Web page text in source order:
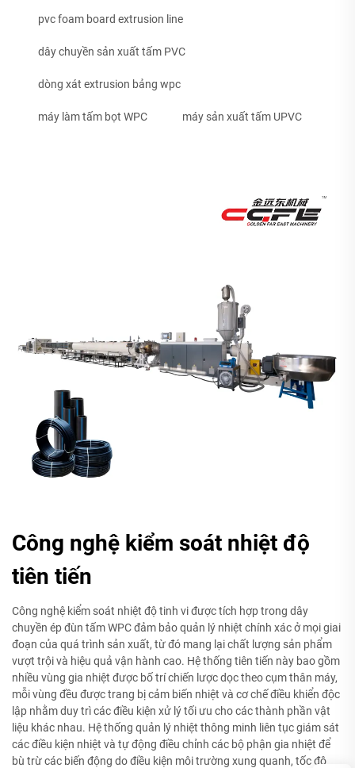
pvc foam board extrusion line
dây chuyền sản xuất tấm PVC
dòng xát extrusion bảng wpc
máy làm tấm bọt WPC máy sản xuất tấm UPVC
Công nghệ kiểm soát nhiệt độ
tiên tiến
Công nghệ kiểm soát nhiệt độ tinh vi được tích hợp trong dây
chuyền ép đùn tấm WPC đảm bảo quản lý nhiệt chính xác ở mọi giai
đoạn của quá trình sản xuất, từ đó mang lại chất lượng sản phẩm
vượt trội và hiệu quả vận hành cao. Hệ thống tiên tiến này bao gồm
nhiều vùng gia nhiệt được bố trí chiến lược dọc theo cụm thân máy,
mỗi vùng đều được trang bị cảm biến nhiệt và cơ chế điều khiển độc
lập nhằm duy trì các điều kiện xử lý tối ưu cho các thành phần vật
liệu khác nhau. Hệ thống quản lý nhiệt thông minh liên tục giám sát
các điều kiện nhiệt và tự động điều chỉnh các bộ phận gia nhiệt để
bù trừ các biến động do điều kiện môi trường xung quanh, tốc độ